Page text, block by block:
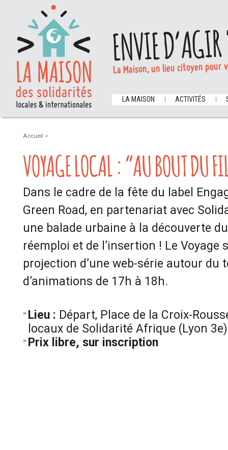
ENVIE
La Maison, un lieu citoyen
LA MAISON ACTIVITÉS
Accueil >
VOYAGE LOCAL : “AU BOUT DU
Dans le cadre de la fête du label
Green Road, en partenariat avec
une balade urbaine à la découverte
réemploi et de l’insertion ! Le Voyage
projection d’une web-série autour du
d’animations de 17h à 18h.
Lieu : Départ, Place de la Croix-
locaux de Solidarité Afrique (Lyon 3e)
Prix libre, sur inscription